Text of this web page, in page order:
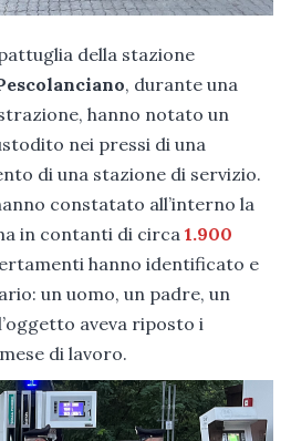
della stazione
, durante una
hanno notato un
nei pressi di una
di una stazione di servizio.
constatato all’interno la
in contanti di circa 1.900
hanno identificato e
un uomo, un padre, un
aveva riposto i
di lavoro.